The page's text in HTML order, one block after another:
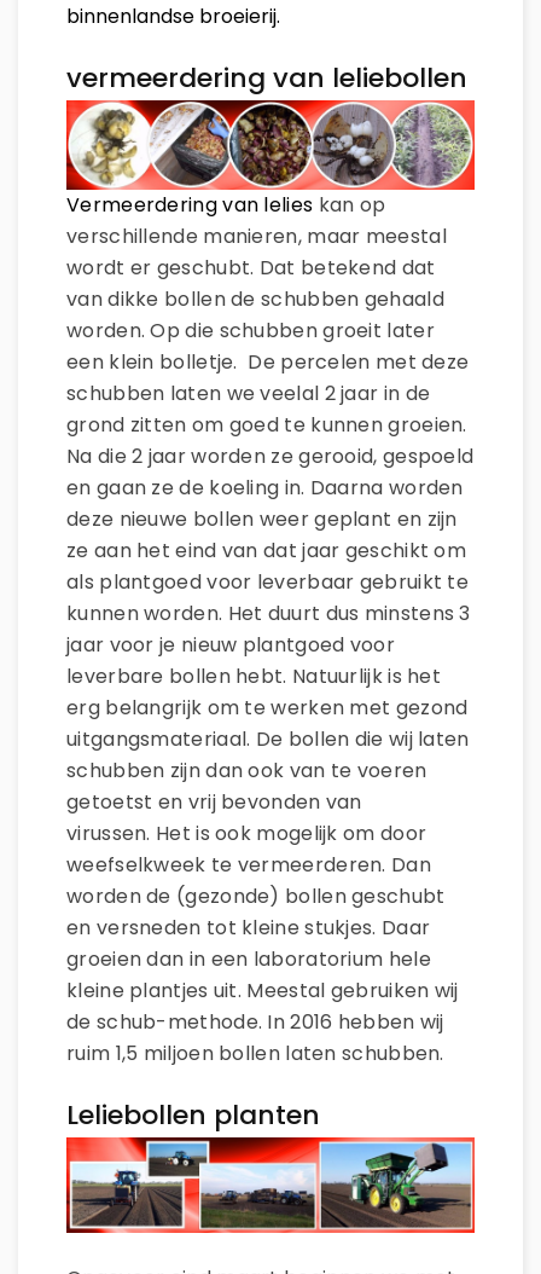
binnenlandse broeierij.
vermeerdering van leliebollen
Vermeerdering van lelies kan op
verschillende manieren, maar meestal
wordt er geschubt. Dat betekend dat
van dikke bollen de schubben gehaald
worden. Op die schubben groeit later
een klein bolletje. De percelen met deze
schubben laten we veelal 2 jaar in de
grond zitten om goed te kunnen groeien.
Na die 2 jaar worden ze gerooid, gespoeld
en gaan ze de koeling in. Daarna worden
deze nieuwe bollen weer geplant en zijn
ze aan het eind van dat jaar geschikt om
als plantgoed voor leverbaar gebruikt te
kunnen worden. Het duurt dus minstens 3
jaar voor je nieuw plantgoed voor
leverbare bollen hebt. Natuurlijk is het
erg belangrijk om te werken met gezond
uitgangsmateriaal. De bollen die wij laten
schubben zijn dan ook van te voeren
getoetst en vrij bevonden van
virussen. Het is ook mogelijk om door
weefselkweek te vermeerderen. Dan
worden de (gezonde) bollen geschubt
en versneden tot kleine stukjes. Daar
groeien dan in een laboratorium hele
kleine plantjes uit. Meestal gebruiken wij
de schub-methode. In 2016 hebben wij
ruim 1,5 miljoen bollen laten schubben.
Leliebollen planten